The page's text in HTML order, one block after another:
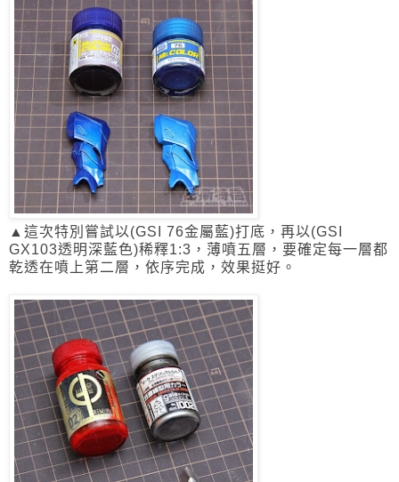
▲這次特別嘗試以(GSI 76金屬藍)打底，再以(GSI
GX103透明深藍色)稀釋1:3， 薄噴五層，要確定每一層都
乾透在噴上第二層，依序完成，效果挺好。